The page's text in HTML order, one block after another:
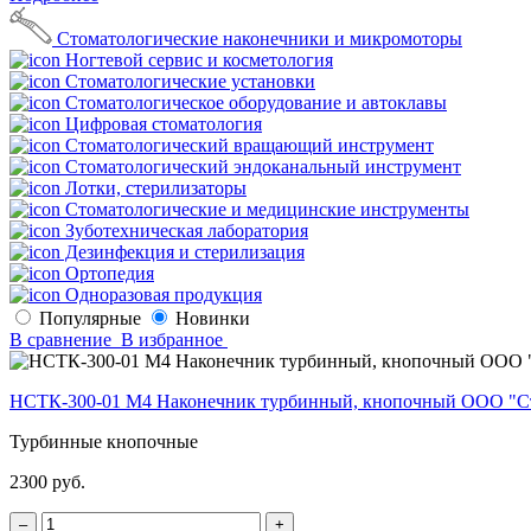
Стоматологические наконечники и микромоторы
Ногтевой сервис и косметология
Стоматологические установки
Стоматологическое оборудование и автоклавы
Цифровая стоматология
Стоматологический вращающий инструмент
Стоматологический эндоканальный инструмент
Лотки, стерилизаторы
Стоматологические и медицинские инструменты
Зуботехническая лаборатория
Дезинфекция и стерилизация
Ортопедия
Одноразовая продукция
Популярные
Новинки
В сравнение В избранное
НСТК-300-01 М4 Наконечник турбинный, кнопочный ООО
Турбинные кнопочные
2300 руб.
‒
+